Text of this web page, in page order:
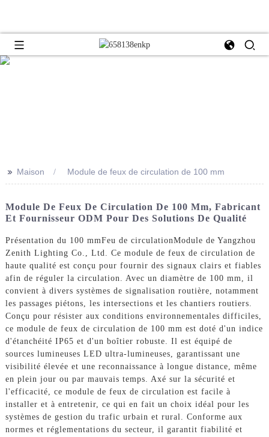
>> Maison Module de feux de circulation de 100 mm
Module De Feux De Circulation De 100 Mm, Fabricant
Et Fournisseur ODM Pour Des Solutions De Qualité
Présentation du 100 mmFeu de circulationModule de Yangzhou
Zenith Lighting Co., Ltd. Ce module de feux de circulation de
haute qualité est conçu pour fournir des signaux clairs et fiables
afin de réguler la circulation. Avec un diamètre de 100 mm, il
convient à divers systèmes de signalisation routière, notamment
les passages piétons, les intersections et les chantiers routiers.
Conçu pour résister aux conditions environnementales difficiles,
ce module de feux de circulation de 100 mm est doté d'un indice
d'étanchéité IP65 et d'un boîtier robuste. Il est équipé de
sources lumineuses LED ultra-lumineuses, garantissant une
visibilité élevée et une reconnaissance à longue distance, même
en plein jour ou par mauvais temps. Axé sur la sécurité et
l'efficacité, ce module de feux de circulation est facile à
installer et à entretenir, ce qui en fait un choix idéal pour les
systèmes de gestion du trafic urbain et rural. Conforme aux
normes et réglementations du secteur, il garantit fiabilité et